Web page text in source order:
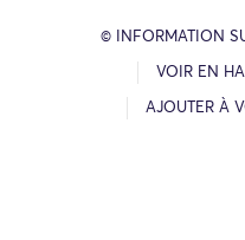
© INFORMATION
VOIR EN
AJOUTER À